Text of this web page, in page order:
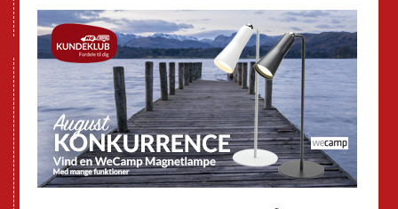
GPDR - Optagelse af foto og video
Nye Campingvogne
Nye Autocampere og Vans
Brugte Campingvogne
Brugte Autocampere og Vans
Webshop